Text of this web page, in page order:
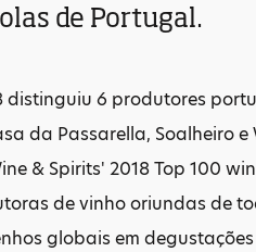
de Portugal.
distinguiu 6 produtores
da Passarella, Soalheiro
& Spirits' 2018 Top 100
de vinho oriundas de
globais em